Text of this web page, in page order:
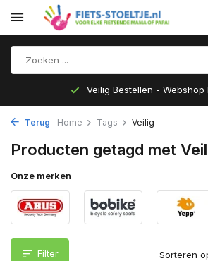
Top Kwaliteit en zeer
Terug Home Tags Veilig
Producten getagd met
Onze merken
Filter Sorteren